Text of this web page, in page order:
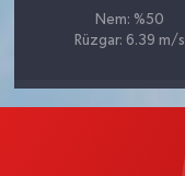
Nem: %50
Rüzgar: 6.39 m/s